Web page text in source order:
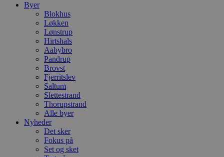
Byer
Blokhus
Løkken
Lønstrup
Hirtshals
Aabybro
Pandrup
Brovst
Fjerritslev
Saltum
Slettestrand
Thorupstrand
Alle byer
Nyheder
Det sker
Fokus på
Set og sket